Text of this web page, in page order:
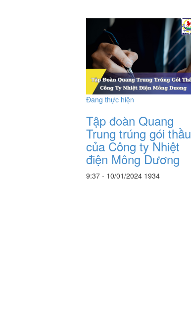
Đang thực hiện
Tập đoàn Quang
Trung trúng gói thầu
của Công ty Nhiệt
điện Mông Dương
9:37 - 10/01/2024 1934